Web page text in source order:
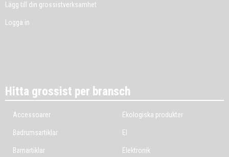
Lägg till din grossistverksamhet
Logga in
Hitta grossist per bransch
Accessoarer
Badrumsartiklar
Barnartiklar
Ekologiska produkter
El
Elektronik